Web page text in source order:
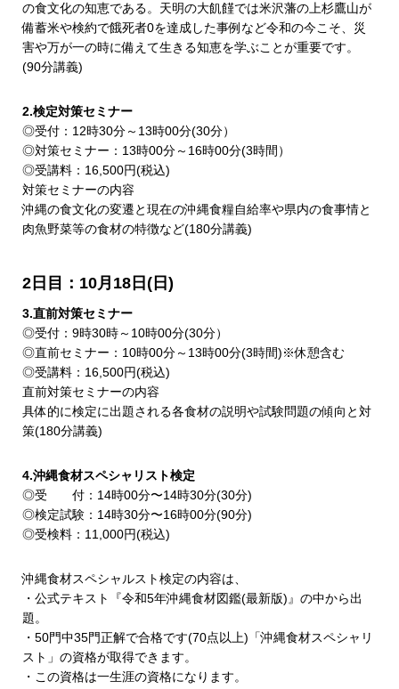
の食文化の知恵である。天明の大飢饉では米沢藩の上杉鷹山が
備蓄米や検約で餓死者0を達成した事例など令和の今こそ、災
害や万が一の時に備えて生きる知恵を学ぶことが重要です。
(90分講義)
2.検定対策セミナー
◎受付：12時30分～13時00分(30分）
◎対策セミナー：13時00分～16時00分(3時間）
◎受講料：16,500円(税込)
対策セミナーの内容
沖縄の食文化の変遷と現在の沖縄食糧自給率や県内の食事情と
肉魚野菜等の食材の特徴など(180分講義)
2日目：10月18日(日)
3.直前対策セミナー
◎受付：9時30時～10時00分(30分）
◎直前セミナー：10時00分～13時00分(3時間)※休憩含む
◎受講料：16,500円(税込)
直前対策セミナーの内容
具体的に検定に出題される各食材の説明や試験問題の傾向と対
策(180分講義)
4.沖縄食材スペシャリスト検定
◎受 付：14時00分〜14時30分(30分)
◎検定試験：14時30分〜16時00分(90分)
◎受検料：11,000円(税込)
沖縄食材スペシャルスト検定の内容は、
・公式テキスト『令和5年沖縄食材図鑑(最新版)』の中から出
題。
・50門中35門正解で合格です(70点以上)「沖縄食材スペシャリ
スト」の資格が取得できます。
・この資格は一生涯の資格になります。